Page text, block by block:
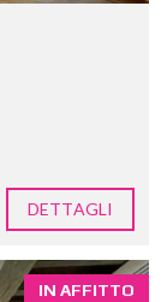
DETTAGLI
IN AFFITTO